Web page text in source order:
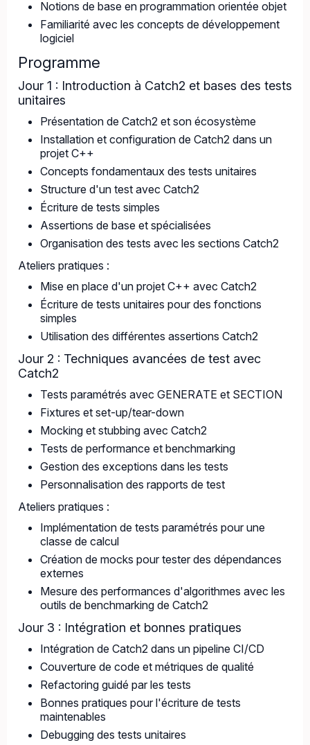
Notions de base en programmation orientée objet
Familiarité avec les concepts de développement
logiciel
Programme
Jour 1 : Introduction à Catch2 et bases des tests
unitaires
Présentation de Catch2 et son écosystème
Installation et configuration de Catch2 dans un
projet C++
Concepts fondamentaux des tests unitaires
Structure d'un test avec Catch2
Écriture de tests simples
Assertions de base et spécialisées
Organisation des tests avec les sections Catch2
Ateliers pratiques :
Mise en place d'un projet C++ avec Catch2
Écriture de tests unitaires pour des fonctions
simples
Utilisation des différentes assertions Catch2
Jour 2 : Techniques avancées de test avec
Catch2
Tests paramétrés avec GENERATE et SECTION
Fixtures et set-up/tear-down
Mocking et stubbing avec Catch2
Tests de performance et benchmarking
Gestion des exceptions dans les tests
Personnalisation des rapports de test
Ateliers pratiques :
Implémentation de tests paramétrés pour une
classe de calcul
Création de mocks pour tester des dépendances
externes
Mesure des performances d'algorithmes avec les
outils de benchmarking de Catch2
Jour 3 : Intégration et bonnes pratiques
Intégration de Catch2 dans un pipeline CI/CD
Couverture de code et métriques de qualité
Refactoring guidé par les tests
Bonnes pratiques pour l'écriture de tests
maintenables
Debugging des tests unitaires